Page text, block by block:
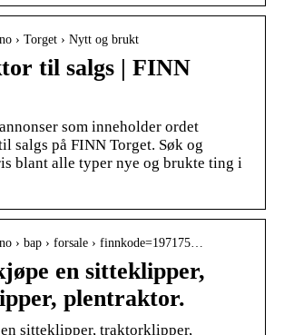
› Torget › Nytt og brukt
til salgs | FINN
som inneholder ordet
salgs på FINN Torget. Søk og
blant alle typer nye og brukte ting i
› bap › forsale › finnkode=197175…
en sitteklipper,
plentraktor.
sitteklipper, traktorklipper,